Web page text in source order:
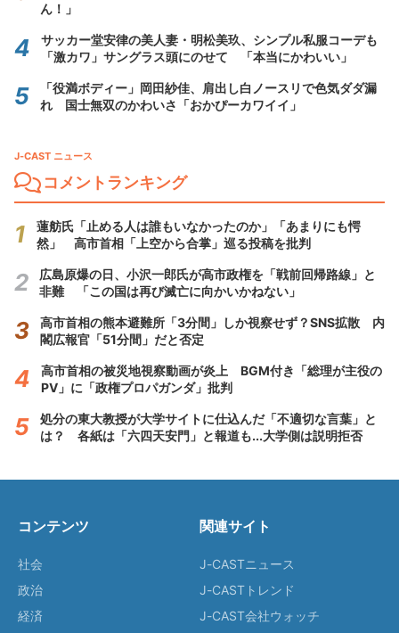
ん！」
サッカー堂安律の美人妻・明松美玖、シンプル私服コーデも
「激カワ」サングラス頭にのせて 「本当にかわいい」
「役満ボディー」岡田紗佳、肩出し白ノースリで色気ダダ漏
れ 国士無双のかわいさ「おかぴーカワイイ」
J-CAST ニュース
コメントランキング
蓮舫氏「止める人は誰もいなかったのか」「あまりにも愕
然」 高市首相「上空から合掌」巡る投稿を批判
広島原爆の日、小沢一郎氏が高市政権を「戦前回帰路線」と
非難 「この国は再び滅亡に向かいかねない」
高市首相の熊本避難所「3分間」しか視察せず？SNS拡散 内
閣広報官「51分間」だと否定
高市首相の被災地視察動画が炎上 BGM付き「総理が主役の
PV」に「政権プロパガンダ」批判
処分の東大教授が大学サイトに仕込んだ「不適切な言葉」と
は？ 各紙は「六四天安門」と報道も...大学側は説明拒否
コンテンツ
社会
政治
経済
関連サイト
J-CASTニュース
J-CASTトレンド
J-CAST会社ウォッチ